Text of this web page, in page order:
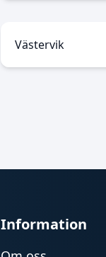
Västervik
Information